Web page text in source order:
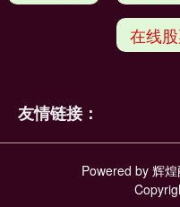
在线
友情链接：
Powered by 辉